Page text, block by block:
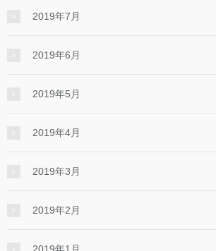
2019年7月
2019年6月
2019年5月
2019年4月
2019年3月
2019年2月